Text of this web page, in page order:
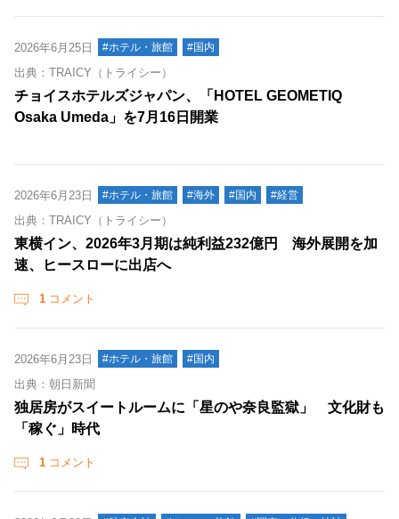
2026年6月25日 #ホテル・旅館 #国内
出典：TRAICY（トライシー）
チョイスホテルズジャパン、「HOTEL GEOMETIQ
Osaka Umeda」を7月16日開業
2026年6月23日 #ホテル・旅館 #海外 #国内 #経営
出典：TRAICY（トライシー）
東横イン、2026年3月期は純利益232億円 海外展開を加
速、ヒースローに出店へ
1 コメント
2026年6月23日 #ホテル・旅館 #国内
出典：朝日新聞
独居房がスイートルームに「星のや奈良監獄」 文化財も
「稼ぐ」時代
1 コメント